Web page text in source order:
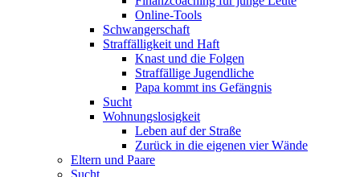
Online-Tools
Schwangerschaft
Straffälligkeit und Haft
Knast und die Folgen
Straffällige Jugendliche
Papa kommt ins Gefängnis
Sucht
Wohnungslosigkeit
Leben auf der Straße
Zurück in die eigenen vier Wände
Eltern und Paare